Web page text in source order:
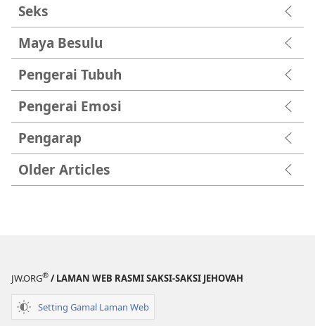
Seks
Maya Besulu
Pengerai Tubuh
Pengerai Emosi
Pengarap
Older Articles
JW.ORG® / LAMAN WEB RASMI SAKSI-SAKSI JEHOVAH
Setting Gamal Laman Web